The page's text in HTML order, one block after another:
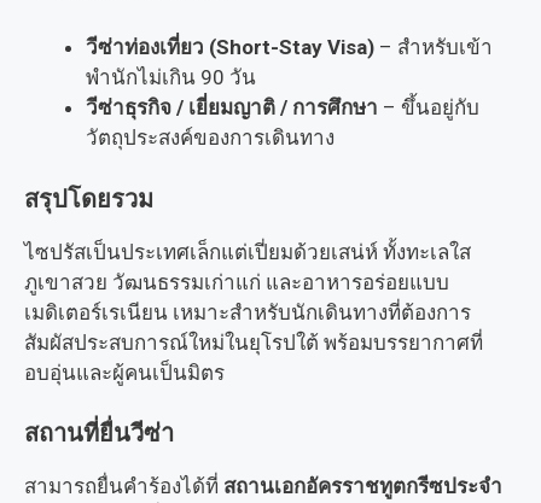
วีซ่าท่องเที่ยว (Short-Stay Visa) – สำหรับเข้า
พำนักไม่เกิน 90 วัน
วีซ่าธุรกิจ / เยี่ยมญาติ / การศึกษา – ขึ้นอยู่กับ
วัตถุประสงค์ของการเดินทาง
สรุปโดยรวม
ไซปรัสเป็นประเทศเล็กแต่เปี่ยมด้วยเสน่ห์ ทั้งทะเลใส
ภูเขาสวย วัฒนธรรมเก่าแก่ และอาหารอร่อยแบบ
เมดิเตอร์เรเนียน เหมาะสำหรับนักเดินทางที่ต้องการ
สัมผัสประสบการณ์ใหม่ในยุโรปใต้ พร้อมบรรยากาศที่
อบอุ่นและผู้คนเป็นมิตร
สถานที่ยื่นวีซ่า
สามารถยื่นคำร้องได้ที่ สถานเอกอัครราชทูตกรีซประจำ